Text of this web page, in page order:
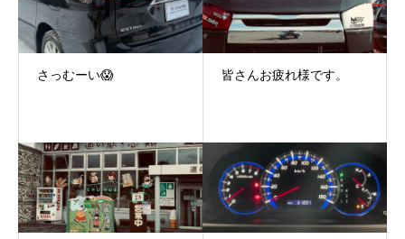
さっむーい😱 皆さんお疲れ様です。